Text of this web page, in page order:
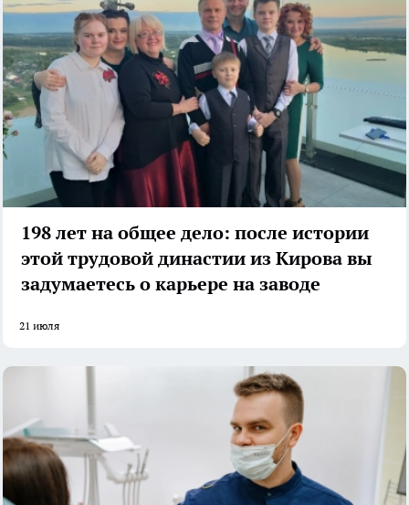
198 лет на общее дело: после истории
этой трудовой династии из Кирова вы
задумаетесь о карьере на заводе
21 июля